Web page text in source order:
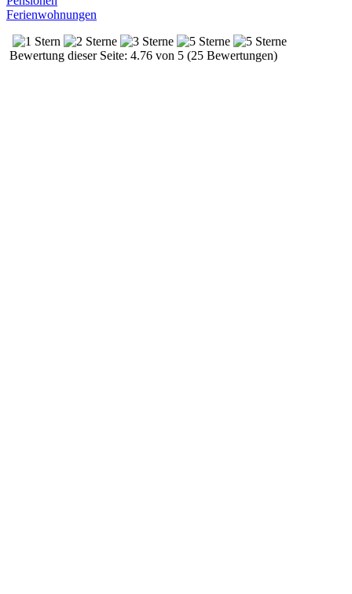
Ferienwohnungen
Bewertung dieser Seite: 4.76 von 5 (25 Bewertungen)